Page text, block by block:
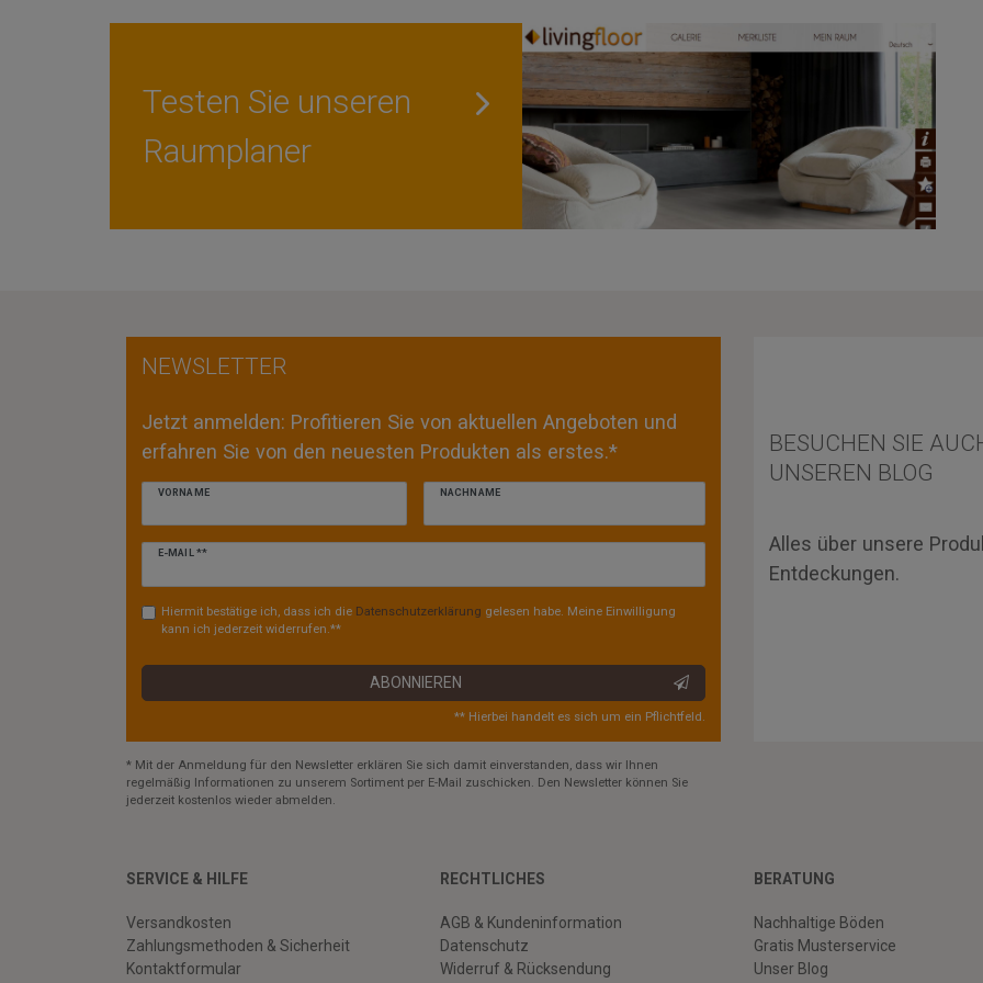
Testen Sie unseren
Raumplaner
NEWSLETTER
Jetzt anmelden: Profitieren Sie von aktuellen Angeboten und
erfahren Sie von den neuesten Produkten als erstes.*
VORNAME NACHNAME
E-MAIL **
Newsletter
Hiermit bestätige ich, dass ich die Daten­schutz­erklärung gelesen habe. Meine Einwilligung
kann ich jederzeit widerrufen.**
ABONNIEREN
** Hierbei handelt es sich um ein Pflichtfeld.
BESUCHEN SIE
UNSEREN BLOG
Alles über unsere
Entdeckungen.
* Mit der Anmeldung für den Newsletter erklären Sie sich damit einverstanden, dass wir Ihnen
regelmäßig Informationen zu unserem Sortiment per E-Mail zuschicken. Den Newsletter können Sie
jederzeit kostenlos wieder abmelden.
SERVICE & HILFE
Versandkosten
Zahlungsmethoden & Sicherheit
Kontaktformular
RECHTLICHES
AGB & Kundeninformation
Datenschutz
Widerruf & Rücksendung
BERATUNG
Nachhaltige Böden
Gratis Musterservice
Unser Blog